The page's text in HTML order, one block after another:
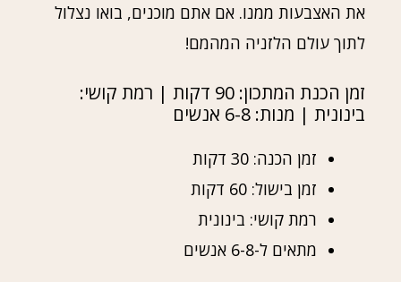
את האצבעות ממנו. אם אתם מוכנים, בואו נצלול
לתוך עולם הלזניה המהמם!
זמן הכנת המתכון: 90 דקות | רמת קושי:
בינונית | מנות: 6-8 אנשים
זמן הכנה: 30 דקות
זמן בישול: 60 דקות
רמת קושי: בינונית
מתאים ל-6-8 אנשים